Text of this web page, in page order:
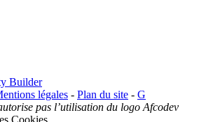
Builder
légales - Plan du site - G
pas l’utilisation du logo Afcodev